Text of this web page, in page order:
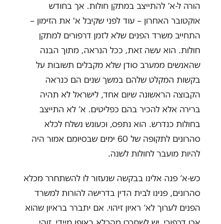
הורה ל-א’ להתייצב במתקן חולות. אך בחודש
אוקטובר האחרון – עוד לפני שקיבל א' את הזימון –
התחייב משרד הפנים שלא לזמן דרפורים למתקן
חולות. הוא עשה זאת, ככל הנראה, מתוך הבנה
שהאנשים ממערב סודן שלא מקבלים תשובות על
בקשות המקלט שלהם במשך שנים הם כנראה
הקבוצה הראשונה שיום אחד, לישראל לא תהיה
ברירה אלא להכיר בהם כפליטים. א’ לא התייצב
בחולות כנדרש. הוא נתפס, וכעונש נשלח לכלא
סהרונים לתקופה של 60 ימים שבסיומם אמור היה
להיות מועבר לחולות לשנה.
כש-א’ פנה אלינו בבקשה שנעזור לו להשתחרר מכלא
סהרונים, פנינו לבית הדין בדרישה להורות למשרד
הפנים לערוך לא’ ראיון זיהוי. אם יתברר בראיון שהוא